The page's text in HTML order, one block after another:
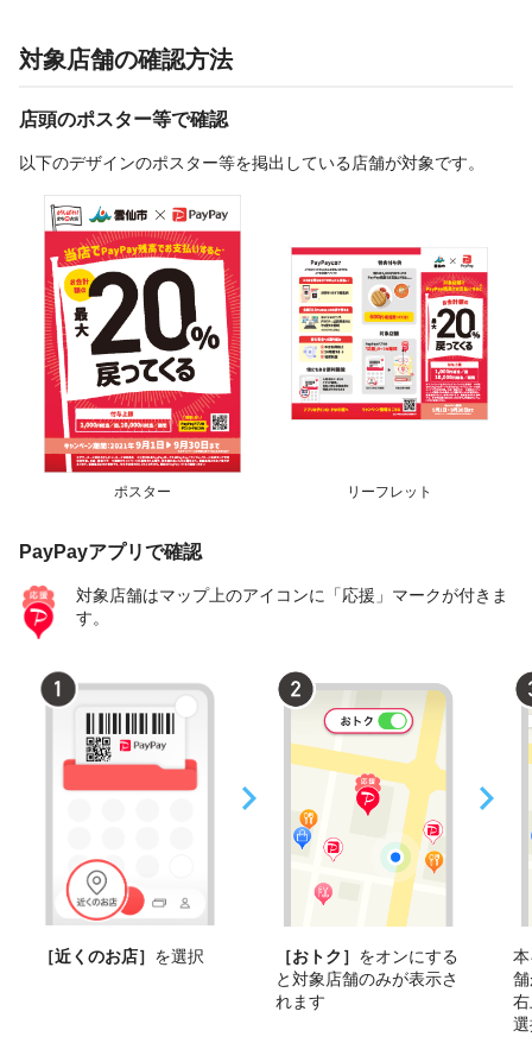
対象店舗の確認方法
店頭のポスター等で確認
以下のデザインのポスター等を掲出している店舗が対象です。
ポスター リーフレット
PayPayアプリで確認
対象店舗はマップ上のアイコンに「応援」マークが付きま
す。
［近くのお店］ を選択 ［おトク］ をオンにする
と対象店舗のみが表示さ
れます